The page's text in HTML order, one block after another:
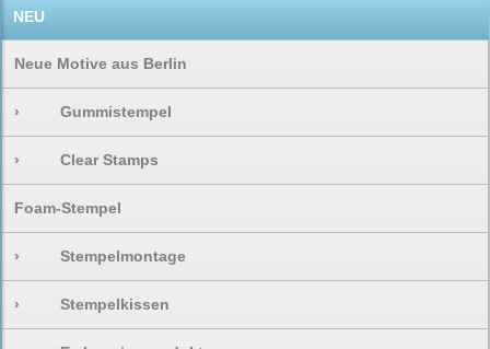
NEU
Neue Motive aus Berlin
› Gummistempel
› Clear Stamps
Foam-Stempel
› Stempelmontage
› Stempelkissen